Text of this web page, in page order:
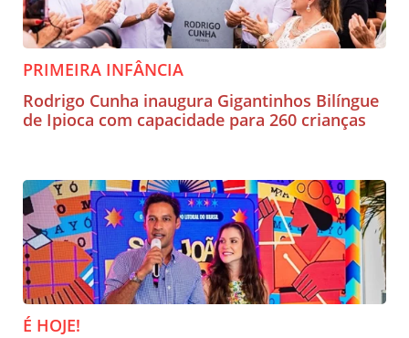
PRIMEIRA INFÂNCIA
Rodrigo Cunha inaugura Gigantinhos Bilíngue
de Ipioca com capacidade para 260 crianças
É HOJE!